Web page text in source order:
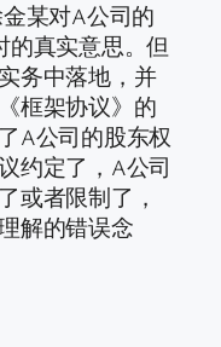
某对A公司的
的真实意思。但
务中落地，并
框架协议》的
A公司的股东权
约定了，A公司
或者限制了，
解的错误念